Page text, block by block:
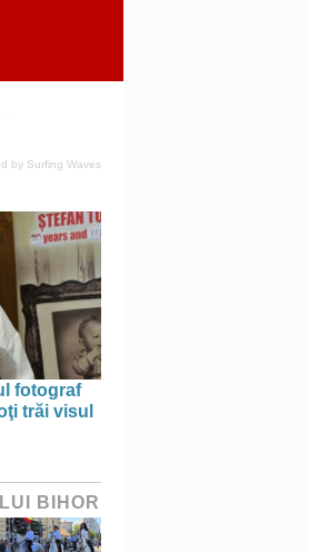
by Surfing Waves
fotograf
trăi visul
BIHOR